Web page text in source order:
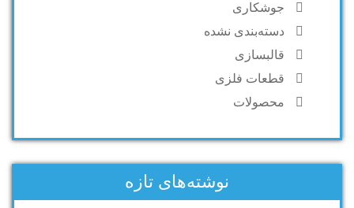
جوشکاری
دسته‌بندی نشده
قالبسازی
قطعات فلزی
محصولات
نوشته‌های تازه